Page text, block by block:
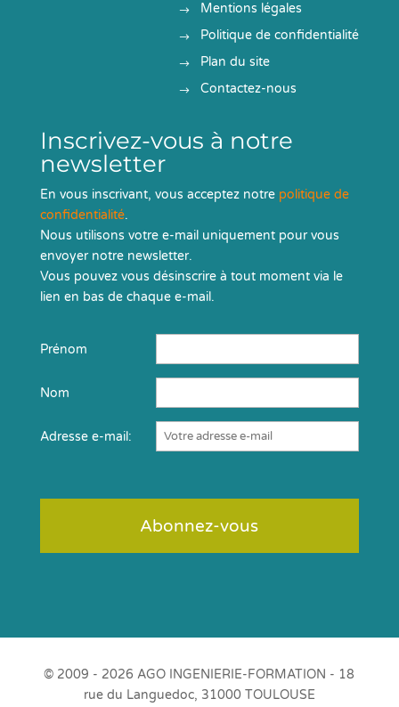
Mentions légales
Politique de confidentialité
Plan du site
Contactez-nous
Inscrivez-vous à notre
newsletter
En vous inscrivant, vous acceptez notre politique de
confidentialité.
Nous utilisons votre e-mail uniquement pour vous
envoyer notre newsletter.
Vous pouvez vous désinscrire à tout moment via le
lien en bas de chaque e-mail.
Prénom
Nom
Adresse e-mail:
© 2009 - 2026 AGO INGENIERIE-FORMATION - 18
rue du Languedoc, 31000 TOULOUSE